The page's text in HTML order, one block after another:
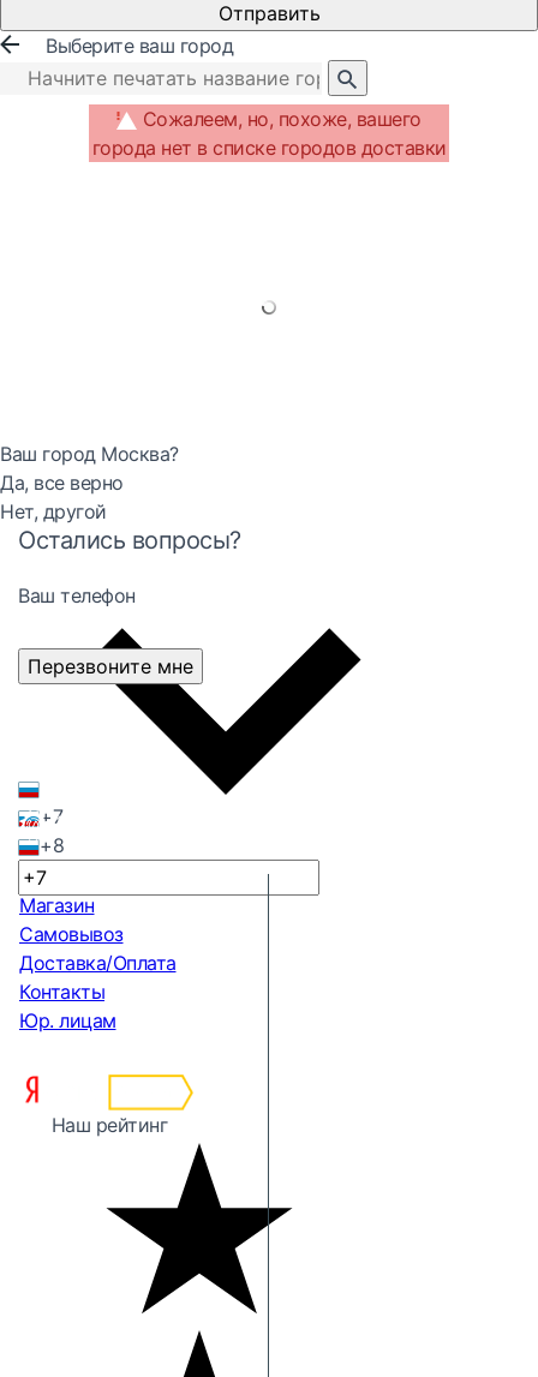
Отправить
Выберите ваш город
Сожалеем, но, похоже, вашего
города нет в списке городов доставки
Ваш город Москва?
Да, все верно
Нет, другой
Остались вопросы?
Ваш телефон
+7
+8
Перезвоните мне
Магазин
Самовывоз
Доставка/Оплата
Контакты
Юр. лицам
Наш рейтинг